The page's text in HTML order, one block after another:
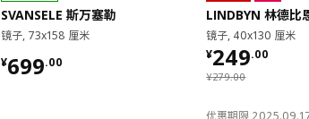
SVANSELE 斯万塞勒
镜子, 73x158 厘米
¥699.00
¥ 699.00
LINDBYN 林德比
镜子, 40x130 厘米
¥279.00
¥ 279.00
¥249.00
¥ 249.00
优惠期限